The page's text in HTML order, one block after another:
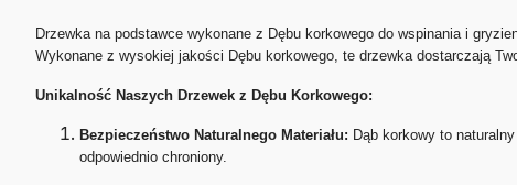
Drzewka na podstawce wykonane z Dębu korkowego do wspinania i
Wykonane z wysokiej jakości Dębu korkowego, te drzewka dostarczają
Unikalność Naszych Drzewek z Dębu Korkowego:
Bezpieczeństwo Naturalnego Materiału: Dąb korkowy to
odpowiednio chroniony.